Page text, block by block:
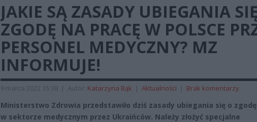
JAKIE SĄ ZASADY UBIEGANIA
ZGODĘ NA PRACĘ W POLSCE
PERSONEL MEDYCZNY? MZ
INFORMUJE!
9 marca 2022 15:38 | Autor: Katarzyna Bąk | Aktualności | Brak komentarzy
Ministerstwo Zdrowia przedstawiło dziś zasady ubiegania się o
w sektorze medycznym przez Ukraińców. Należy złożyć specjalne